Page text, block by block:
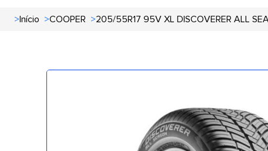
>Início >COOPER >205/55R17 95V XL DISCOVERER ALL